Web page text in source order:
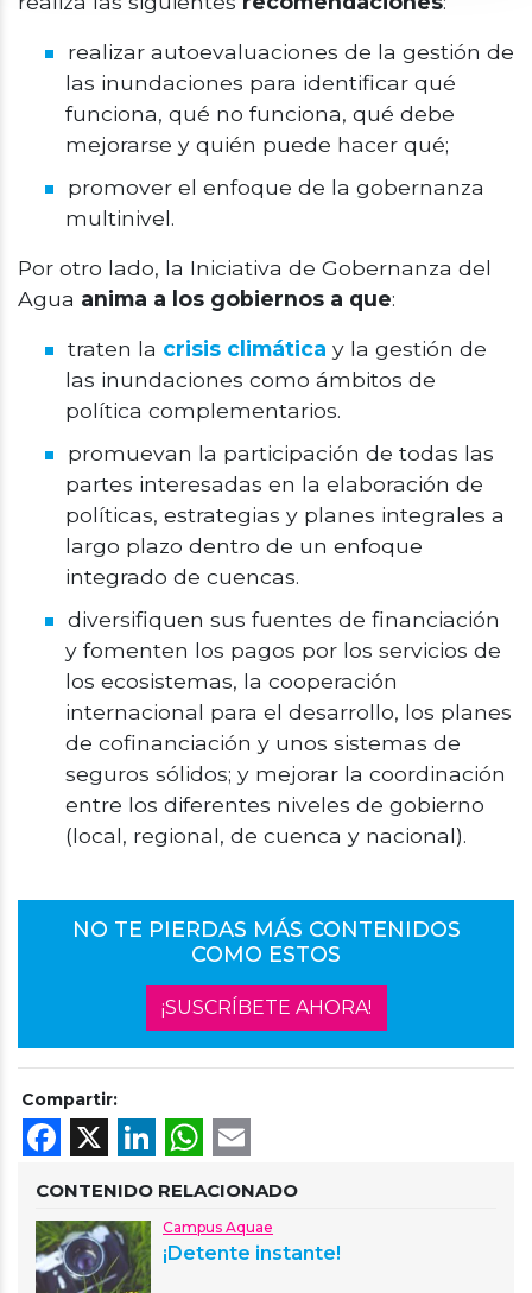
realizar autoevaluaciones de la gestión de
las inundaciones para identificar qué
funciona, qué no funciona, qué debe
mejorarse y quién puede hacer qué;
promover el enfoque de la gobernanza
multinivel.
Por otro lado, la Iniciativa de Gobernanza del
Agua anima a los gobiernos a que:
traten la crisis climática y la gestión de
las inundaciones como ámbitos de
política complementarios.
promuevan la participación de todas las
partes interesadas en la elaboración de
políticas, estrategias y planes integrales a
largo plazo dentro de un enfoque
integrado de cuencas.
diversifiquen sus fuentes de financiación
y fomenten los pagos por los servicios de
los ecosistemas, la cooperación
internacional para el desarrollo, los planes
de cofinanciación y unos sistemas de
seguros sólidos; y mejorar la coordinación
entre los diferentes niveles de gobierno
(local, regional, de cuenca y nacional).
NO TE PIERDAS MÁS CONTENIDOS
COMO ESTOS
¡SUSCRÍBETE AHORA!
Compartir:
Facebook
X LinkedIn
WhatsApp
CONTENIDO RELACIONADO
Campus Aquae
¡Detente instante!